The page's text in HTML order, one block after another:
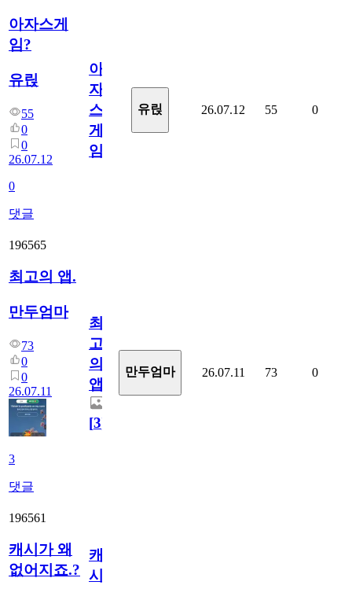
아자스게
임?
유릱
55
0
0
26.07.12
0
댓글
아
자
스
게
임?
유릱 26.07.12 55 0
196565
최고의 앱.
만두엄마
73
0
0
26.07.11
3
댓글
최
고
의
앱.
[3]
만두엄마 26.07.11 73 0
196561
캐시가 왜
없어지죠.?
캐
시